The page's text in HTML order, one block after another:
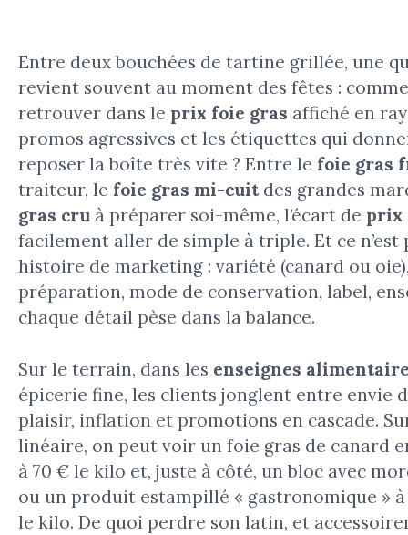
Entre deux bouchées de tartine grillée, une
revient souvent au moment des fêtes :
retrouver dans le prix foie gras affiché en
promos agressives et les étiquettes qui
reposer la boîte très vite ? Entre le foie gras
traiteur, le foie gras mi-cuit des grandes
gras cru à préparer soi-même, l’écart de prix
facilement aller de simple à triple. Et ce n’est
histoire de marketing : variété (canard ou
préparation, mode de conservation, label,
chaque détail pèse dans la balance.
Sur le terrain, dans les enseignes
épicerie fine, les clients jonglent entre envie
plaisir, inflation et promotions en cascade.
linéaire, on peut voir un foie gras de canard
à 70 € le kilo et, juste à côté, un bloc avec
ou un produit estampillé « gastronomique » à
le kilo. De quoi perdre son latin, et